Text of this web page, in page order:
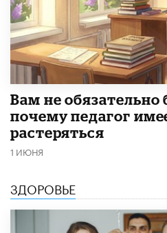
​Вам не обязательно
почему педагог
растеряться
1 ИЮНЯ
ЗДОРОВЬЕ